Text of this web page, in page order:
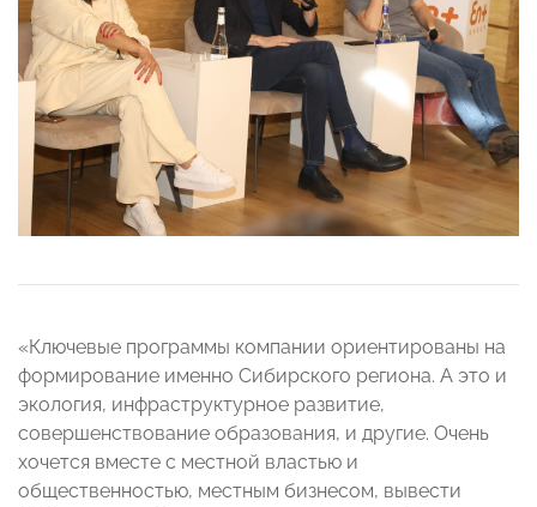
«Ключевые программы компании ориентированы на
формирование именно Сибирского региона. А это и
экология, инфраструктурное развитие,
совершенствование образования, и другие. Очень
хочется вместе с местной властью и
общественностью, местным бизнесом, вывести